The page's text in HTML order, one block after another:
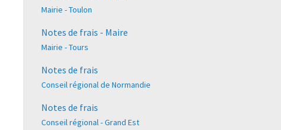
Mairie - Toulon
Notes de frais - Maire
Mairie - Tours
Notes de frais
Conseil régional de Normandie
Notes de frais
Conseil régional - Grand Est